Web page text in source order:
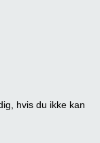
hvis du ikke kan